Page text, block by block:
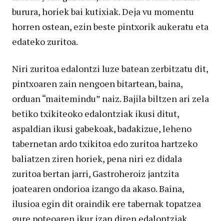
burura, horiek bai kutixiak. Deja vu momentu
horren ostean, ezin beste pintxorik aukeratu eta
edateko zuritoa.
Niri zuritoa edalontzi luze batean zerbitzatu dit,
pintxoaren zain nengoen bitartean, baina,
orduan “maitemindu” naiz. Bajila biltzen ari zela
betiko txikiteoko edalontziak ikusi ditut,
aspaldian ikusi gabekoak, badakizue, leheno
tabernetan ardo txikitoa edo zuritoa hartzeko
baliatzen ziren horiek, pena niri ez didala
zuritoa bertan jarri, Gastroheroiz jantzita
joatearen ondorioa izango da akaso. Baina,
ilusioa egin dit oraindik ere tabernak topatzea
gure poteoaren ikur izan diren edalontziak